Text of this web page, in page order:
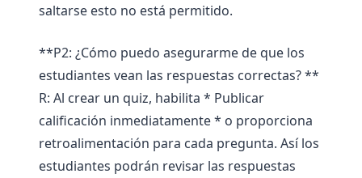
saltarse esto no está permitido.
**P2: ¿Cómo puedo asegurarme de que los
estudiantes vean las respuestas correctas? **
R: Al crear un quiz, habilita * Publicar
calificación inmediatamente * o proporciona
retroalimentación para cada pregunta. Así los
estudiantes podrán revisar las respuestas